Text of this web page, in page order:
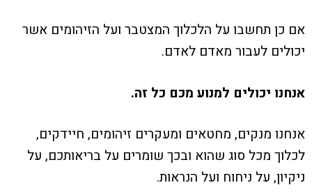
אם כן תחשבו על הלכלוך המצטבר ועל הזיהומים אשר
יכולים לעבור מאדם לאדם.
אנחנו יכולים למנוע מכם כל זה.
אנחנו מנקים, מחטאים ומעקרים זיהומים, חיידקים,
לכלוך מכל סוג שהוא ובכך שומרים על בריאותכם, על
ניקיון, על ניחוח ועל הנראות.